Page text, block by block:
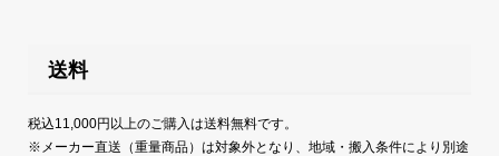
送料
税込11,000円以上のご購入は送料無料です。
※メーカー直送（重量商品）は対象外となり、地域・搬入条件により別途